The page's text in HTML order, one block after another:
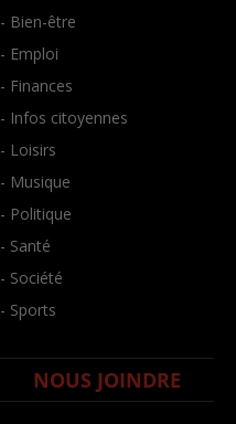
- Bien-être
- Emploi
- Finances
- Infos citoyennes
- Loisirs
- Musique
- Politique
- Santé
- Société
- Sports
NOUS JOINDRE